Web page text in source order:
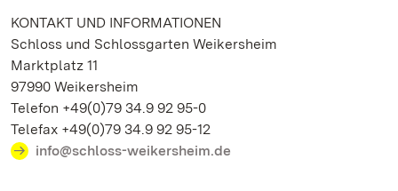
KONTAKT UND INFORMATIONEN
Schloss und Schlossgarten Weikersheim
Marktplatz 11
97990 Weikersheim
Telefon +49(0)79 34.9 92 95-0
Telefax +49(0)79 34.9 92 95-12
info@schloss-weikersheim.de